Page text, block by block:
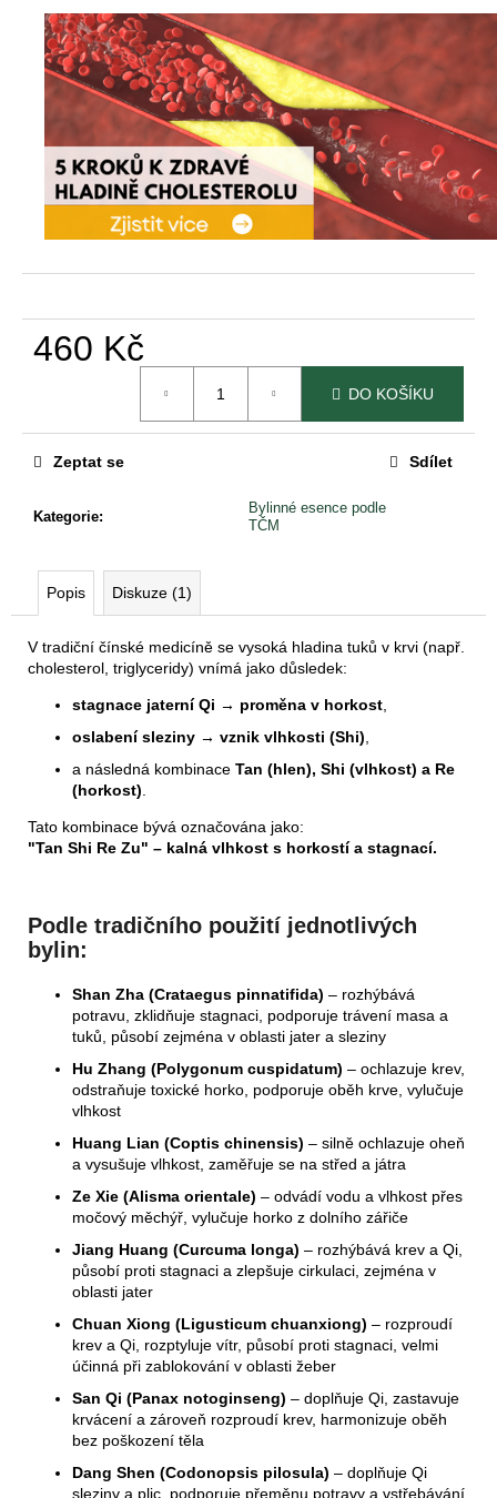
460 Kč
DO KOŠÍKU
Kategorie:
Bylinné esence podle
TČM
Zeptat se Sdílet
Popis Diskuze (1)
V tradiční čínské medicíně se vysoká hladina tuků v krvi (např.
cholesterol, triglyceridy) vnímá jako důsledek:
stagnace jaterní Qi → proměna v horkost,
oslabení sleziny → vznik vlhkosti (Shi),
a následná kombinace Tan (hlen), Shi (vlhkost) a Re
(horkost).
Tato kombinace bývá označována jako:
"Tan Shi Re Zu" – kalná vlhkost s horkostí a stagnací.
Podle tradičního použití jednotlivých
bylin:
Shan Zha (Crataegus pinnatifida) – rozhýbává
potravu, zklidňuje stagnaci, podporuje trávení masa a
tuků, působí zejména v oblasti jater a sleziny
Hu Zhang (Polygonum cuspidatum) – ochlazuje krev,
odstraňuje toxické horko, podporuje oběh krve, vylučuje
vlhkost
Huang Lian (Coptis chinensis) – silně ochlazuje oheň
a vysušuje vlhkost, zaměřuje se na střed a játra
Ze Xie (Alisma orientale) – odvádí vodu a vlhkost přes
močový měchýř, vylučuje horko z dolního zářiče
Jiang Huang (Curcuma longa) – rozhýbává krev a Qi,
působí proti stagnaci a zlepšuje cirkulaci, zejména v
oblasti jater
Chuan Xiong (Ligusticum chuanxiong) – rozproudí
krev a Qi, rozptyluje vítr, působí proti stagnaci, velmi
účinná při zablokování v oblasti žeber
San Qi (Panax notoginseng) – doplňuje Qi, zastavuje
krvácení a zároveň rozproudí krev, harmonizuje oběh
bez poškození těla
Dang Shen (Codonopsis pilosula) – doplňuje Qi
sleziny a plic, podporuje přeměnu potravy a vstřebávání,